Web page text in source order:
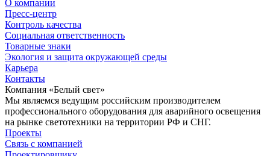
О компании
Пресс-центр
Контроль качества
Социальная ответственность
Товарные знаки
Экология и защита окружающей среды
Карьера
Контакты
Компания «Белый свет»
Мы являемся ведущим российским производителем
профессионального оборудования для аварийного освещения
на рынке светотехники на территории РФ и СНГ.
Проекты
Связь с компанией